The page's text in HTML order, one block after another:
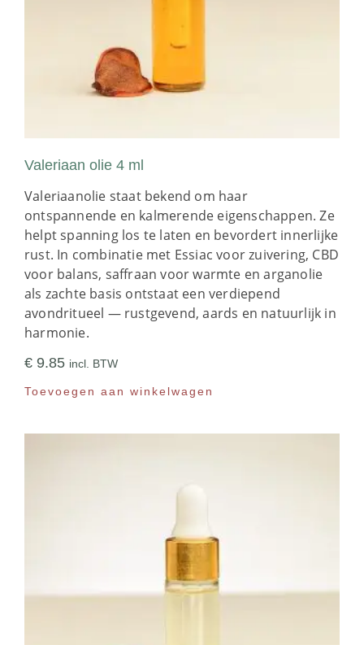
Valeriaan olie 4 ml
Valeriaanolie staat bekend om haar
ontspannende en kalmerende eigenschappen. Ze
helpt spanning los te laten en bevordert innerlijke
rust. In combinatie met Essiac voor zuivering, CBD
voor balans, saffraan voor warmte en arganolie
als zachte basis ontstaat een verdiepend
avondritueel — rustgevend, aards en natuurlijk in
harmonie.
€ 9.85 incl. BTW
Toevoegen aan winkelwagen